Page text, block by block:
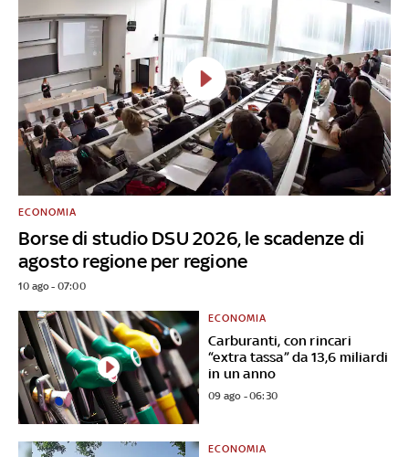
Borse di studio DSU 2026, le scadenze di
agosto regione per regione
ECONOMIA
10 ago - 07:00
Carburanti, con rincari
“extra tassa” da 13,6 miliardi
in un anno
ECONOMIA
09 ago - 06:30
ECONOMIA